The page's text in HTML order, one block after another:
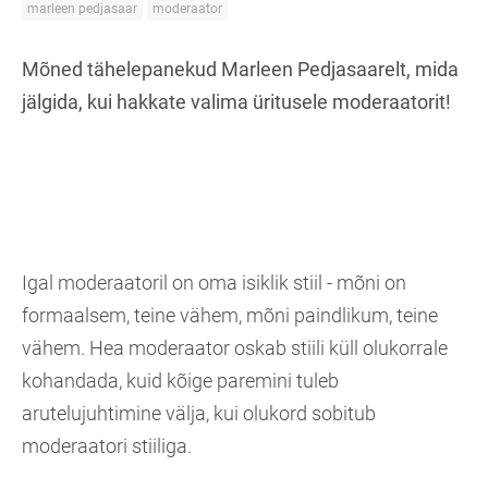
marleen pedjasaar moderaator
Mõned tähelepanekud Marleen Pedjasaarelt, mida
jälgida, kui hakkate valima üritusele moderaatorit!
Igal moderaatoril on oma isiklik stiil - mõni on
formaalsem, teine vähem, mõni paindlikum, teine
vähem. Hea moderaator oskab stiili küll olukorrale
kohandada, kuid kõige paremini tuleb
arutelujuhtimine välja, kui olukord sobitub
moderaatori stiiliga.